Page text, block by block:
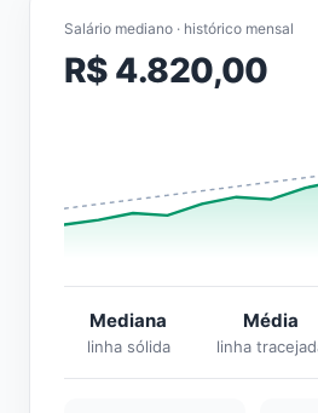
Salário mediano · histórico mensal
R$ 4.820,00
Mediana
linha sólida
Média
linha